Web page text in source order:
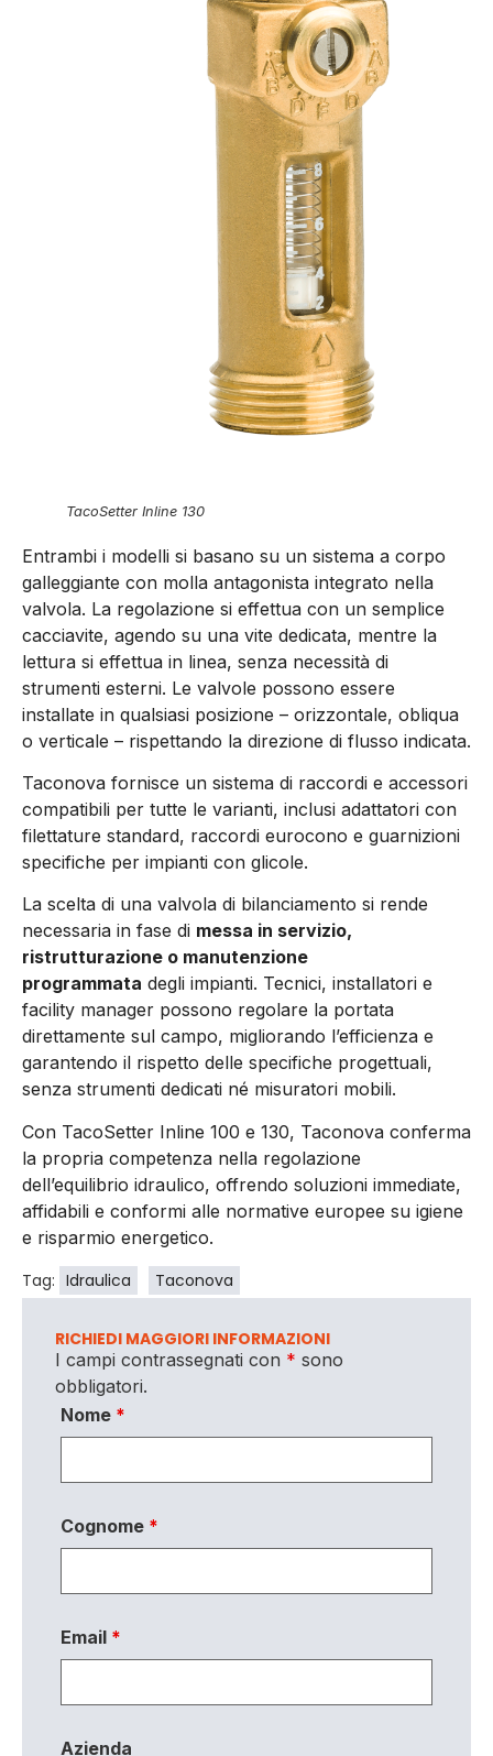
TacoSetter Inline 130
Entrambi i modelli si basano su un sistema a corpo
galleggiante con molla antagonista integrato nella
valvola. La regolazione si effettua con un semplice
cacciavite, agendo su una vite dedicata, mentre la
lettura si effettua in linea, senza necessità di
strumenti esterni. Le valvole possono essere
installate in qualsiasi posizione – orizzontale, obliqua
o verticale – rispettando la direzione di flusso indicata.
Taconova fornisce un sistema di raccordi e accessori
compatibili per tutte le varianti, inclusi adattatori con
filettature standard, raccordi eurocono e guarnizioni
specifiche per impianti con glicole.
La scelta di una valvola di bilanciamento si rende
necessaria in fase di messa in servizio,
ristrutturazione o manutenzione
programmata degli impianti. Tecnici, installatori e
facility manager possono regolare la portata
direttamente sul campo, migliorando l’efficienza e
garantendo il rispetto delle specifiche progettuali,
senza strumenti dedicati né misuratori mobili.
Con TacoSetter Inline 100 e 130, Taconova conferma
la propria competenza nella regolazione
dell’equilibrio idraulico, offrendo soluzioni immediate,
affidabili e conformi alle normative europee su igiene
e risparmio energetico.
Tag: Idraulica Taconova
RICHIEDI MAGGIORI INFORMAZIONI
I campi contrassegnati con * sono
obbligatori.
Nome *
Cognome *
Email *
Azienda